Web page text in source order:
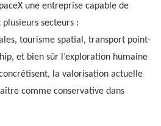
une entreprise capable de
secteurs :
tourisme spatial, transport point-
et bien sûr l’exploration humaine
la valorisation actuelle
comme conservative dans